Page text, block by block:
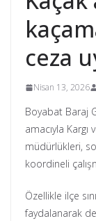
ceza
Nisan 13, 2026
Boyabat Baraj
amacıyla
müdürlükleri,
koordineli
Özellikle ilçe
faydalanarak